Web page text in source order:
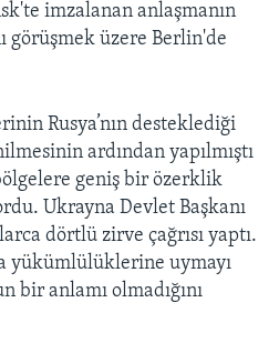
imzalanan anlaşmanın
görüşmek üzere Berlin'de
Rusya’nın desteklediği
ardından yapılmıştı
geniş bir özerklik
Ukrayna Devlet Başkanı
dörtlü zirve çağrısı yaptı.
yükümlülüklerine uymayı
bir anlamı olmadığını